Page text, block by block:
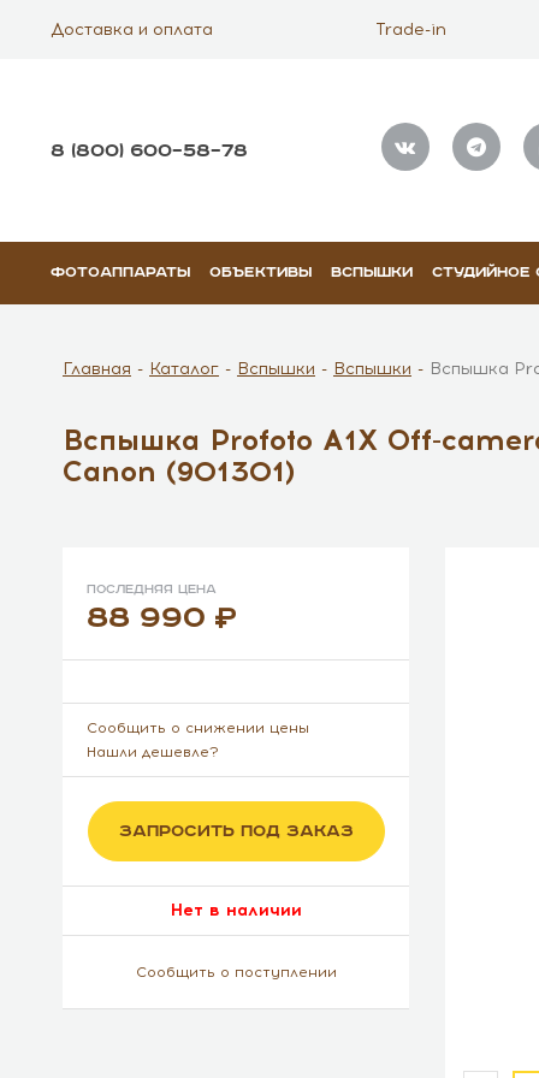
Доставка и оплата Trade-in
8 (800) 600–58–78
ФОТОАППАРАТЫ ОБЪЕКТИВЫ ВСПЫШКИ СТУДИЙНОЕ
Главная Каталог Вспышки Вспышки Вспышка
Вспышка Profoto A1X Off-
Canon (901301)
Последняя цена
88 990
Сообщить о снижении цены
Нашли дешевле?
ЗАПРОСИТЬ ПОД ЗАКАЗ
Нет в наличии
Сообщить о поступлении